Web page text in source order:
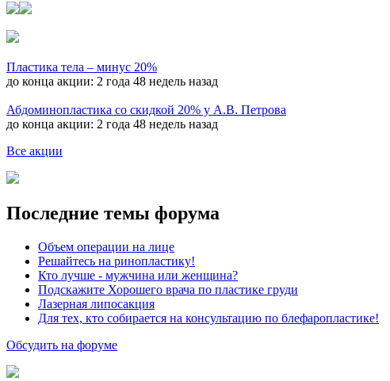
Пластика тела – минус 20%
до конца акции: 2 года 48 недель назад
Абдоминопластика со скидкой 20% у А.В. Петрова
до конца акции: 2 года 48 недель назад
Все акции
Последние темы форума
Объем операции на лице
Решайтесь на ринопластику!
Кто лучше - мужчина или женщина?
Подскажите Хорошего врача по пластике груди
Лазерная липосакция
Для тех, кто собирается на консультацию по блефаропластике!
Обсудить на форуме